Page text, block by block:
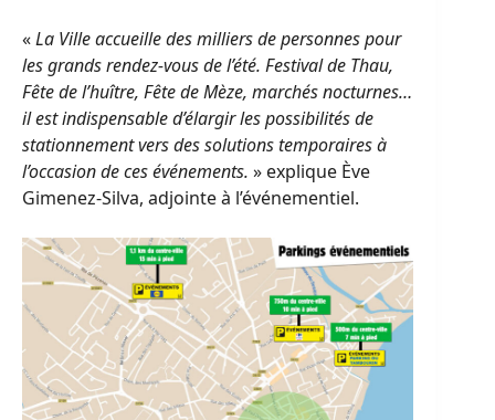
«La Ville accueille des milliers de personnes pour
les grands rendez-vous de l’été. Festival de Thau,
Fête de l’huître, Fête de Mèze, marchés nocturnes…
il est indispensable d’élargir les possibilités de
stationnement vers des solutions temporaires à
l’occasion de ces événements. » explique Ève
Gimenez-Silva, adjointe à l’événementiel.